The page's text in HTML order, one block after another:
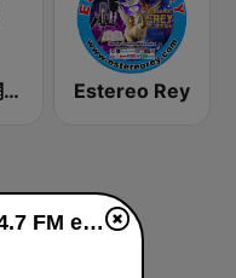
正聲廣播網路綜合台 (CSBC Life) Estereo Rey
Hosanna Radio 94.7 FM en vivo